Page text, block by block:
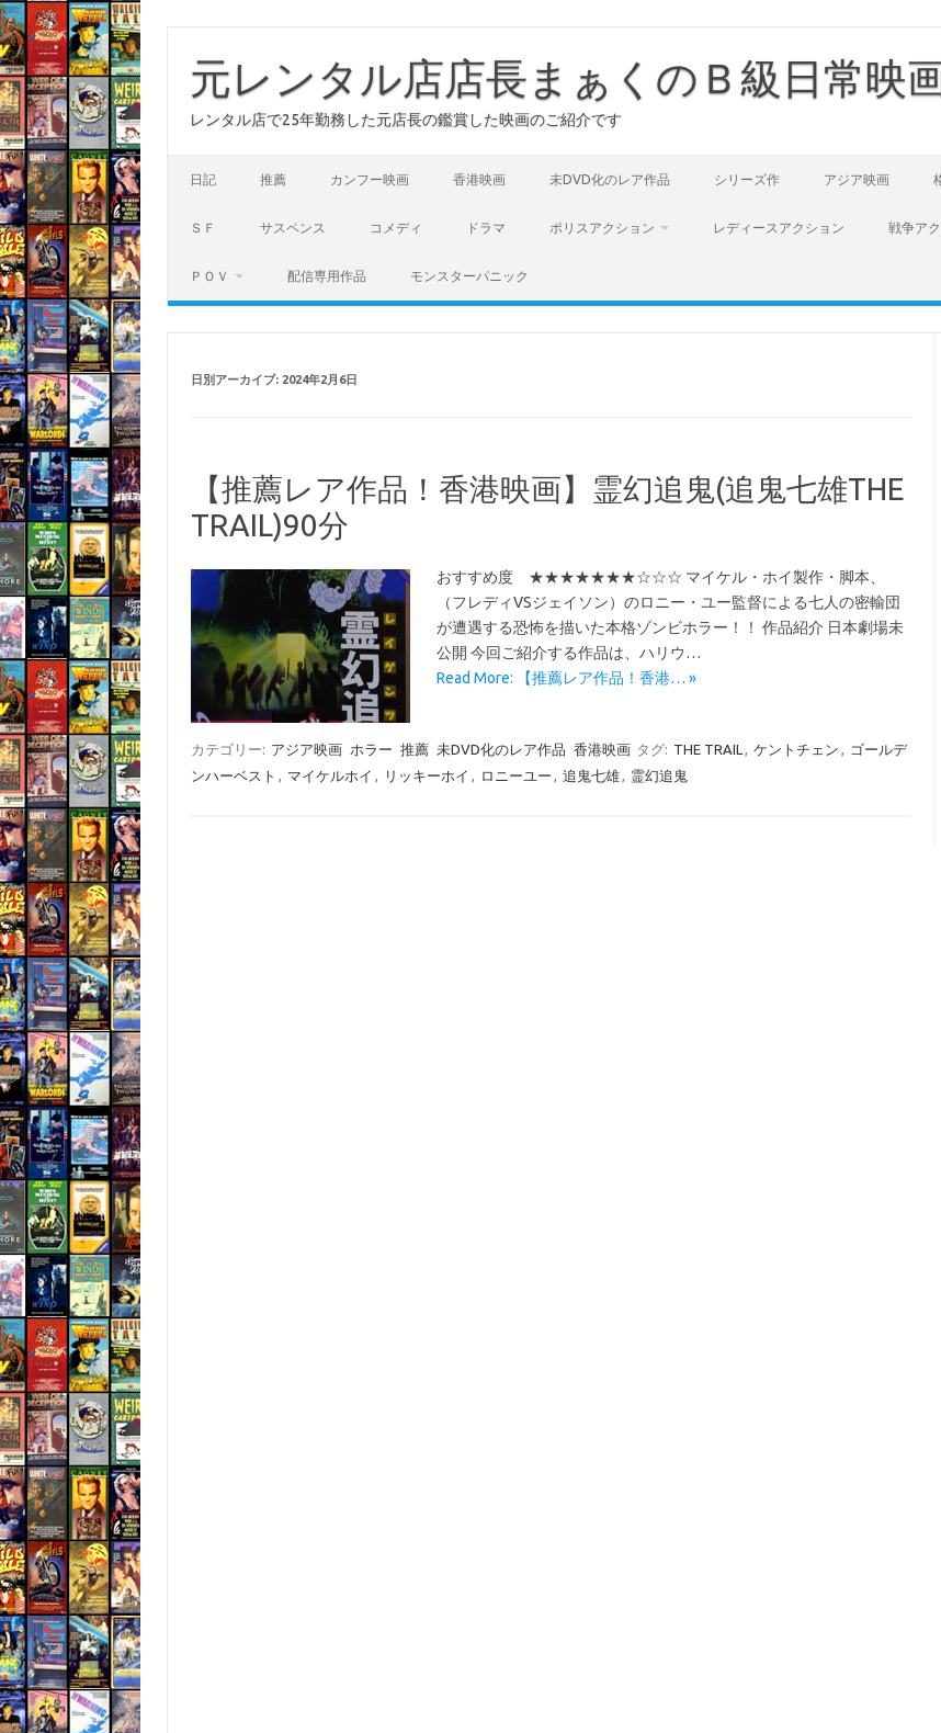
元レンタル店店長まぁくのＢ級日常映
レンタル店で25年勤務した元店長の鑑賞した映画のご紹介です
日記 推薦 カンフー映画 香港映画 未DVD化のレア作品 シリーズ作 アジア映画
ＳＦ サスペンス コメディ ドラマ ポリスアクション レディースアクション 戦争ア
ＰＯＶ 配信専用作品 モンスターパニック
日別アーカイブ: 2024年2月6日
【推薦レア作品！香港映画】霊幻追鬼(追鬼七雄THE
TRAIL)90分
おすすめ度 ★★★★★★★☆☆☆ マイケル・ホイ製作・脚本、
（フレディVSジェイソン）のロニー・ユー監督による七人の密輸団
が遭遇する恐怖を描いた本格ゾンビホラー！！ 作品紹介 日本劇場未
公開 今回ご紹介する作品は、ハリウ…
Read More: 【推薦レア作品！香港… »
カテゴリー: アジア映画 ホラー 推薦 未DVD化のレア作品 香港映画 タグ: THE TRAIL , ケントチェン , ゴールデ
ンハーベスト , マイケルホイ , リッキーホイ , ロニーユー , 追鬼七雄, 霊幻追鬼